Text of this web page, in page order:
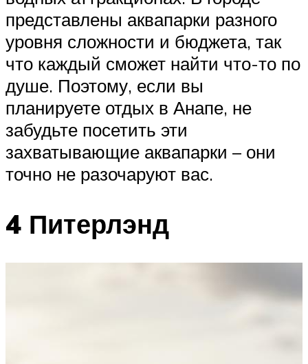
представлены аквапарки разного
уровня сложности и бюджета, так
что каждый сможет найти что-то по
душе. Поэтому, если вы
планируете отдых в Анапе, не
забудьте посетить эти
захватывающие аквапарки – они
точно не разочаруют вас.
4 Питерлэнд